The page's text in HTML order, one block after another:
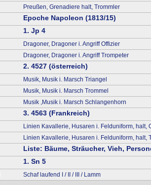
Preußen, Grenadiere halt, Trommler
Epoche Napoleon (1813/15)
1. Jp 4
Dragoner, Dragoner i. Angriff Offizier
Dragoner, Dragoner i. Angriff Trompeter
2. 4527 (österreich)
Musik, Musik i. Marsch Triangel
Musik, Musik i. Marsch Trommel
Musik ,Musik i. Marsch Schlangenhorn
3. 4563 (Frankreich)
Linien Kavallerie, Husaren i. Felduniform, halt,
Linien Kavallerie, Husaren i. Felduniform, halt,
Liste: Bäume, Sträucher, Vieh,
1. Sn 5
Schaf laufend I / II / III / Lamm